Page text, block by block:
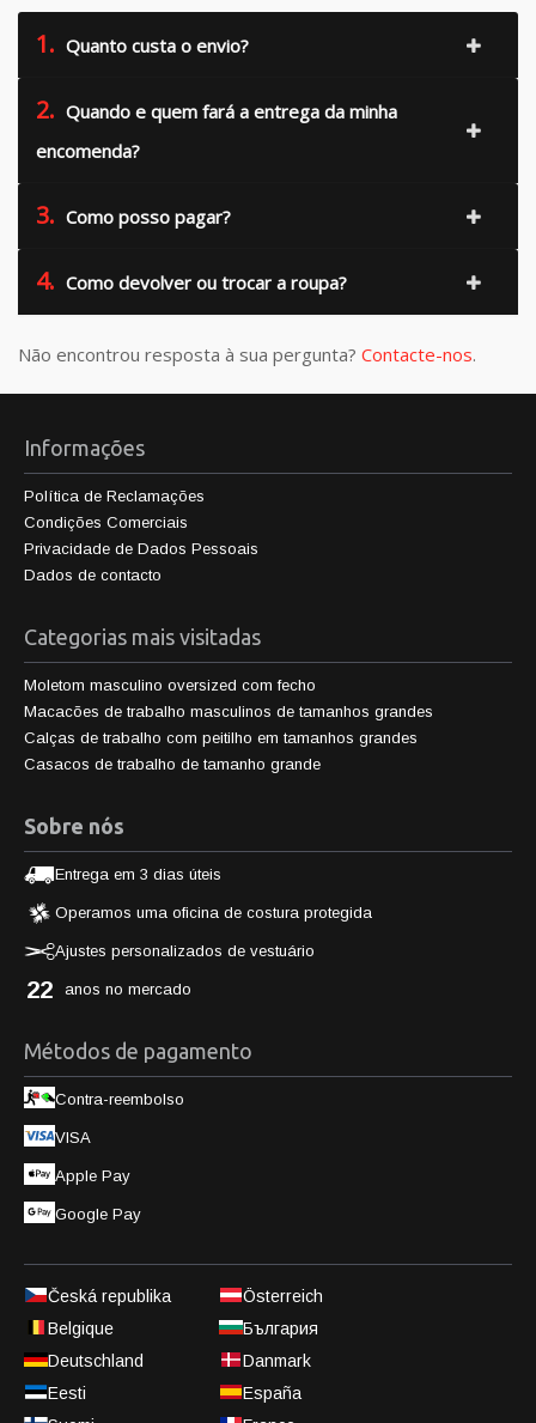
1. Quanto custa o envio?
2. Quando e quem fará a entrega da minha
encomenda?
3. Como posso pagar?
4. Como devolver ou trocar a roupa?
Não encontrou resposta à sua pergunta? Contacte-nos.
Informações
Política de Reclamações
Condições Comerciais
Privacidade de Dados Pessoais
Dados de contacto
Categorias mais visitadas
Moletom masculino oversized com fecho
Macacões de trabalho masculinos de tamanhos grandes
Calças de trabalho com peitilho em tamanhos grandes
Casacos de trabalho de tamanho grande
Sobre nós
Entrega em 3 dias úteis
Operamos uma oficina de costura protegida
Ajustes personalizados de vestuário
22 anos no mercado
Métodos de pagamento
Contra-reembolso
VISA
Apple Pay
Google Pay
Česká republika
Österreich
Belgique
България
Deutschland
Danmark
Eesti
España